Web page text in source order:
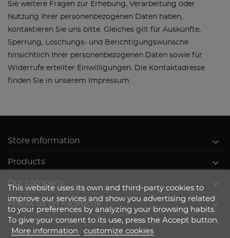
Sie weitere Fragen zur Erhebung, Verarbeitung oder
Nutzung Ihrer personenbezogenen Daten haben,
kontaktieren Sie uns bitte. Gleiches gilt für Auskünfte,
Sperrung, Löschungs- und Berichtigungswünsche
hinsichtlich Ihrer personenbezogenen Daten sowie für
Widerrufe erteilter Einwilligungen. Die Kontaktadresse
finden Sie in unserem Impressum.
Store information 
Products 
Our company 
Follow us on Facebook 
This website uses its own and third-party cookies to
improve our services and show you advertising related
to your preferences by analyzing your browsing habits.
To give your consent to its use, press the Accept button.
More information
customize cookies